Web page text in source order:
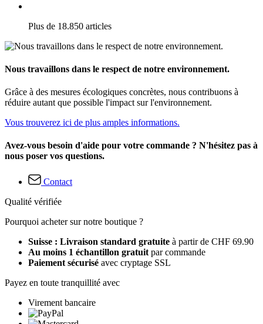
Plus de 18.850 articles
Nous travaillons dans le respect de notre environnement.
Grâce à des mesures écologiques concrètes, nous contribuons à
réduire autant que possible l'impact sur l'environnement.
Vous trouverez ici de plus amples informations.
Avez-vous besoin d'aide pour votre commande ? N'hésitez pas à
nous poser vos questions.
Contact
Qualité vérifiée
Pourquoi acheter sur notre boutique ?
Suisse : Livraison standard gratuite à partir de CHF 69.90
Au moins 1 échantillon gratuit par commande
Paiement sécurisé avec cryptage SSL
Payez en toute tranquillité avec
Virement bancaire